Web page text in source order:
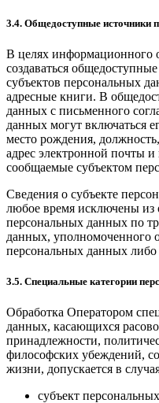
3.4. Общедоступные источники
В целях информационного
создаваться
субъектов персональных
адресные книги. В
данных с письменного
данных могут включаться
место рождения,
адрес электронной почты
сообщаемые субъектом
Сведения о субъекте
любое время исключены из
персональных данных по
данных, уполномоченного
персональных данных
3.5. Специальные категории
Обработка Оператором
данных, касающихся
принадлежности,
философских убеждений,
жизни, допускается в
субъект